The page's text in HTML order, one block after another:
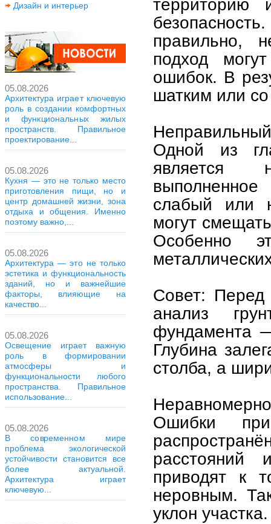
Дизайн и интерьер
05.08.2026
Архитектура играет ключевую
роль в создании комфортных
и функциональных жилых
пространств. Правильное
проектирование...
05.08.2026
Кухня — это не только место
приготовления пищи, но и
центр домашней жизни, зона
отдыха и общения. Именно
поэтому важно,...
05.08.2026
Архитектура — это не только
эстетика и функциональность
зданий, но и важнейшие
факторы, влияющие на
качество...
05.08.2026
Освещение играет важную
роль в формировании
атмосферы и
функциональности любого
пространства. Правильное
использование...
05.08.2026
В современном мире
проблема экологической
устойчивости становится все
более актуальной.
Архитектура играет
ключевую...
территорию
правильно,
подход
ошибок. В
шатким или
Одной из
является
слабый или
могут
Особенно
Совет: Перед
анализ
фундамента
Глубина
столба, а
Ошибки
расстояний
приводят к
неровным.
уклон участка.